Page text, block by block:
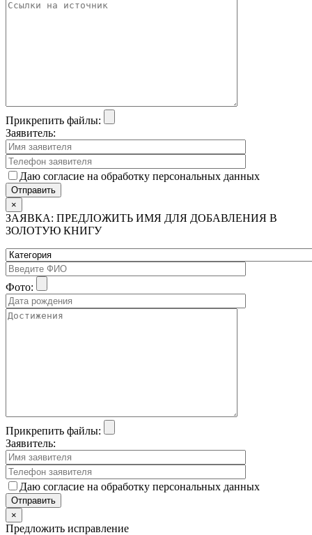
Прикрепить файлы:
Заявитель:
Даю согласие на обработку персональных данных
×
ЗАЯВКА: ПРЕДЛОЖИТЬ ИМЯ ДЛЯ ДОБАВЛЕНИЯ В
ЗОЛОТУЮ КНИГУ
Фото:
Прикрепить файлы:
Заявитель:
Даю согласие на обработку персональных данных
×
Предложить исправление